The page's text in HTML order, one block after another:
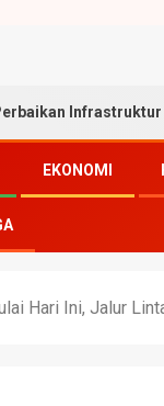
dan
EKONOMI
Hari Ini, Jalur